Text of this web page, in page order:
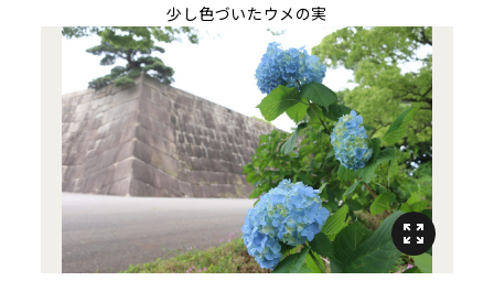
少し色づいたウメの実